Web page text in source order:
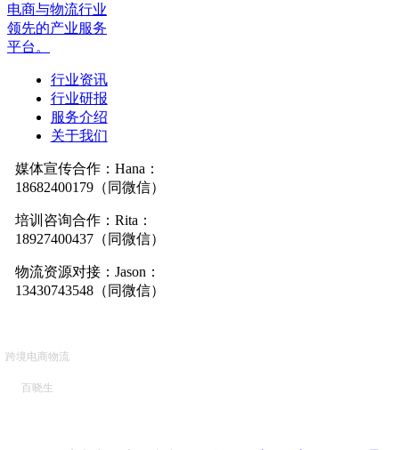
电商与物流行业
领先的产业服务
平台。
行业资讯
行业研报
服务介绍
关于我们
媒体宣传合作：Hana：
18682400179（同微信）
培训咨询合作：Rita：
18927400437（同微信）
物流资源对接：Jason：
13430743548（同微信）
跨境电商物流
百晓生